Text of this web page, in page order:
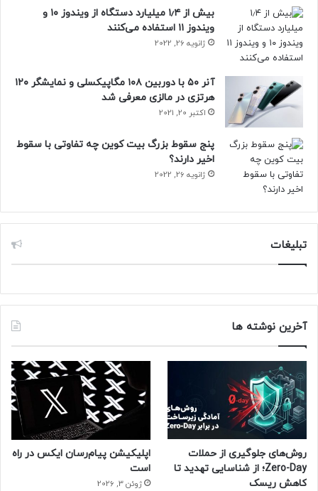
“دهه‌‌ای با گرمای مرگبار” یاد کرده و آن را “فروپاشی اقلیمی”
نامیده است.
کارشناسان تغییرات اقلیمی با اشاره به گردبادهای استوایی،
آتش‌سوزی‌های گسترده، بارش‌های بی‌سابقه و سیلاب‌های ویرانگر
جهان شده است.
حتما بخوانید :
هواشناسی
بیش از ۱٫۴ میلیارد دستگاه از ویندوز ۱۰ و
ویندوز ۱۱ استفاده می‌کنند
ژانویه 26, 2022
آنر ۵۰ با دوربین ۱۰۸ مگاپیکسلی و نمایشگر ۱۲۰
هرتزی در مالزی معرفی شد
اکتبر 20, 2021
پنج سقوط بزرگ بیت کوین چه تفاوتی با سقوط
اخیر دارند؟
ژانویه 26, 2022
تبلیغات
آخرین نوشته ها
روش‌های جلوگیری از حملات
Zero-Day؛ از شناسایی تهدید تا
کاهش ریسک
اپلیکیشن پیام‌رسان ایکس در راه
است
ژوئن 3, 2026